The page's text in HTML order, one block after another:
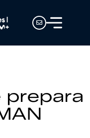
prepara